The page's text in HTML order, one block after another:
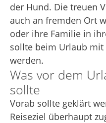
der Hund. Die treuen
auch an fremden Ort
oder ihre Familie in
sollte beim Urlaub
werden.
Was vor dem
sollte
Vorab sollte geklärt
Reiseziel überhaupt